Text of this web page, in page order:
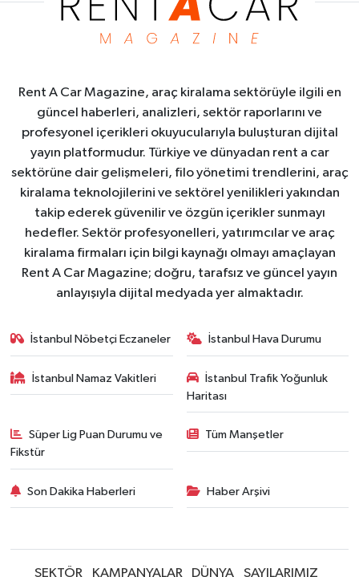
Rent A Car Magazine, araç kiralama sektörüyle ilgili en
güncel haberleri, analizleri, sektör raporlarını ve
profesyonel içerikleri okuyucularıyla buluşturan dijital
yayın platformudur. Türkiye ve dünyadan rent a car
sektörüne dair gelişmeleri, filo yönetimi trendlerini, araç
kiralama teknolojilerini ve sektörel yenilikleri yakından
takip ederek güvenilir ve özgün içerikler sunmayı
hedefler. Sektör profesyonelleri, yatırımcılar ve araç
kiralama firmaları için bilgi kaynağı olmayı amaçlayan
Rent A Car Magazine; doğru, tarafsız ve güncel yayın
anlayışıyla dijital medyada yer almaktadır.
İstanbul Nöbetçi Eczaneler İstanbul Hava Durumu
İstanbul Namaz Vakitleri
İstanbul Trafik Yoğunluk
Haritası
Süper Lig Puan Durumu ve
Fikstür
Tüm Manşetler
Son Dakika Haberleri Haber Arşivi
SEKTÖR KAMPANYALAR DÜNYA SAYILARIMIZ